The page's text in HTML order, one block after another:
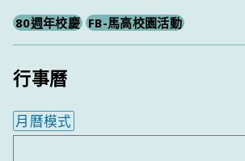
80週年校慶 FB-馬高校園活動
行事曆
月曆模式